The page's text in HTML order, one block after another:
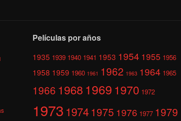
Películas por años
1935 1939 1940 1941 1953 1954 1955 1956
1958 1959 1960 1961 1962 1963 1964 1965
1966 1968 1969 1970 1972
1973 1974 1975 1976 1977 1979